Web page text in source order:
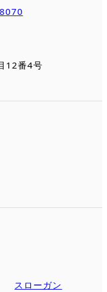
12番4号
スローガン